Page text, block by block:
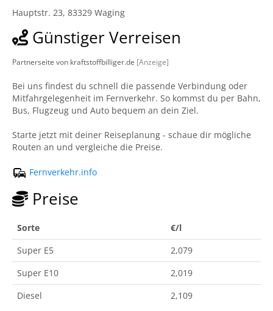
Hauptstr. 23, 83329 Waging
Günstiger Verreisen
Partnerseite von kraftstoffbilliger.de [Anzeige]
Bei uns findest du schnell die passende Verbindung oder
Mitfahrgelegenheit im Fernverkehr. So kommst du per Bahn,
Bus, Flugzeug und Auto bequem an dein Ziel.
Starte jetzt mit deiner Reiseplanung - schaue dir mögliche
Routen an und vergleiche die Preise.
Fernverkehr.info
Preise
Sorte
€/l
Super E5
2,079
Super E10
2,019
Diesel
2,109